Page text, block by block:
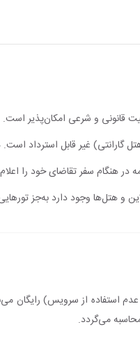
قانونی و شرعی امکان‌پذیر
هتل گارانتی) غیر قابل
در هنگام سفر تقاضای خود را
و هتل‌ها وجود دارد به‌جز
می‌گردد.